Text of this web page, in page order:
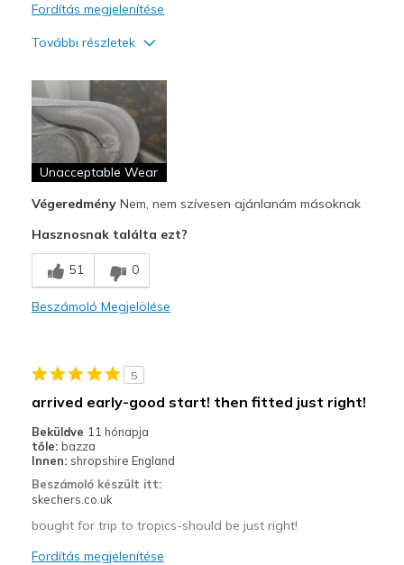
Fordítás megjelenítése
További részletek
Poor Quality
Wear Out Quickly
Legjobb használat
Casual Wear
Width
Feels true to width
Sizing
View On Shoes
Shoes are for Wearing
Unacceptable Wear
VégeredményNem, nem szívesen ajánlanám másoknak
Hasznosnak találta ezt?
51 0
Beszámoló Megjelölése
5
arrived early-good start! then fitted just right!
Beküldve 11 hónapja
tőle: bazza
Innen: shropshire England
Beszámoló készült itt:
skechers.co.uk
bought for trip to tropics-should be just right!
Fordítás megjelenítése